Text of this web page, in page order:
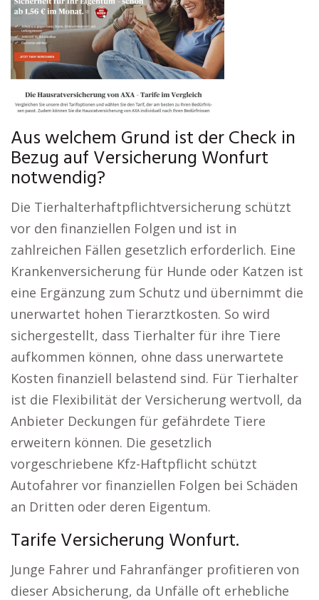
Aus welchem Grund ist der Check in
Bezug auf Versicherung Wonfurt
notwendig?
Die Tierhalterhaftpflichtversicherung schützt
vor den finanziellen Folgen und ist in
zahlreichen Fällen gesetzlich erforderlich. Eine
Krankenversicherung für Hunde oder Katzen ist
eine Ergänzung zum Schutz und übernimmt die
unerwartet hohen Tierarztkosten. So wird
sichergestellt, dass Tierhalter für ihre Tiere
aufkommen können, ohne dass unerwartete
Kosten finanziell belastend sind. Für Tierhalter
ist die Flexibilität der Versicherung wertvoll, da
Anbieter Deckungen für gefährdete Tiere
erweitern können. Die gesetzlich
vorgeschriebene Kfz-Haftpflicht schützt
Autofahrer vor finanziellen Folgen bei Schäden
an Dritten oder deren Eigentum.
Tarife Versicherung Wonfurt.
Junge Fahrer und Fahranfänger profitieren von
dieser Absicherung, da Unfälle oft erhebliche